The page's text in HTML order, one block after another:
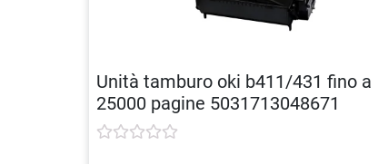
Unità tamburo oki b411/431 fino a
25000 pagine 5031713048671